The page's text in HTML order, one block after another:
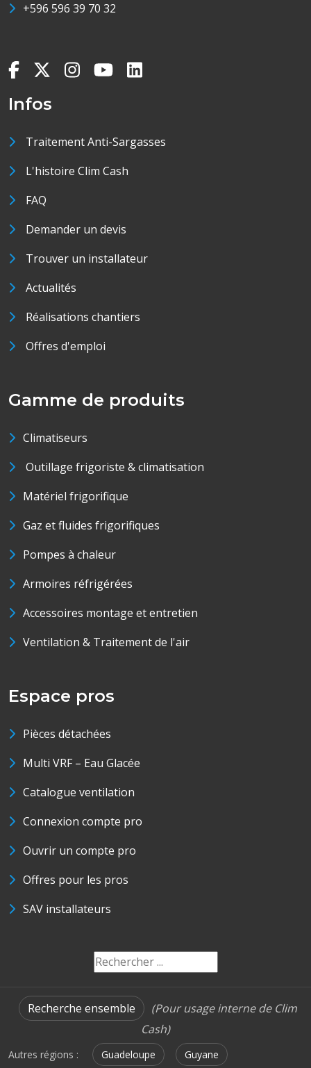
+596 596 39 70 32
Infos
Traitement Anti-Sargasses
L'histoire Clim Cash
FAQ
Demander un devis
Trouver un installateur
Actualités
Réalisations chantiers
Offres d'emploi
Gamme de produits
Climatiseurs
Outillage frigoriste & climatisation
Matériel frigorifique
Gaz et fluides frigorifiques
Pompes à chaleur
Armoires réfrigérées
Accessoires montage et entretien
Ventilation & Traitement de l'air
Espace pros
Pièces détachées
Multi VRF – Eau Glacée
Catalogue ventilation
Connexion compte pro
Ouvrir un compte pro
Offres pour les pros
SAV installateurs
Recherche ensemble
(Pour usage interne de Clim
Cash)
Autres régions : Guadeloupe Guyane